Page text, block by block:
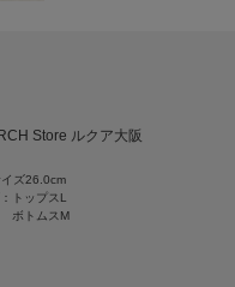
Store ルクア大阪
ズ26.0cm
トップスL
ボトムスM